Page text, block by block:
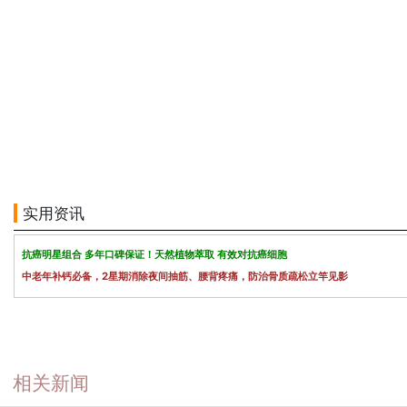
实用资讯
抗癌明星组合 多年口碑保证！天然植物萃取 有效对抗癌细胞
中老年补钙必备，2星期消除夜间抽筋、腰背疼痛，防治骨质疏松立竿见影
相关新闻